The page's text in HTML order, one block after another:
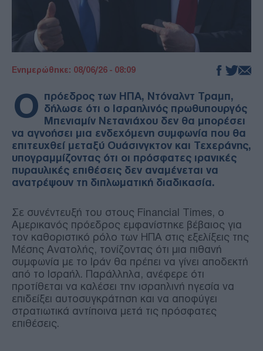
Ενημερώθηκε: 08/06/26 - 08:09
Ο πρόεδρος των ΗΠΑ, Ντόναλντ Τραμπ,
δήλωσε ότι ο Ισραηλινός πρωθυπουργός
Μπενιαμίν Νετανιάχου δεν θα μπορέσει
να αγνοήσει μια ενδεχόμενη συμφωνία που θα
επιτευχθεί μεταξύ Ουάσινγκτον και Τεχεράνης,
υπογραμμίζοντας ότι οι πρόσφατες ιρανικές
πυραυλικές επιθέσεις δεν αναμένεται να
ανατρέψουν τη διπλωματική διαδικασία.
Σε συνέντευξή του στους Financial Times, ο
Αμερικανός πρόεδρος εμφανίστηκε βέβαιος για
τον καθοριστικό ρόλο των ΗΠΑ στις εξελίξεις της
Μέσης Ανατολής, τονίζοντας ότι μια πιθανή
συμφωνία με το Ιράν θα πρέπει να γίνει αποδεκτή
από το Ισραήλ. Παράλληλα, ανέφερε ότι
προτίθεται να καλέσει την ισραηλινή ηγεσία να
επιδείξει αυτοσυγκράτηση και να αποφύγει
στρατιωτικά αντίποινα μετά τις πρόσφατες
επιθέσεις.